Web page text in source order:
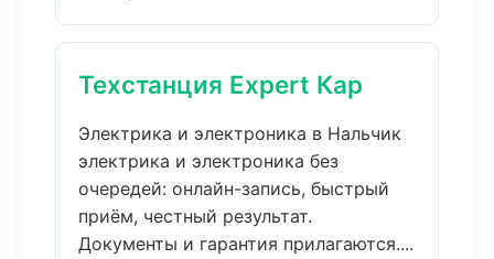
Техстанция Expert Кар
Электрика и электроника в Нальчик
электрика и электроника без
очередей: онлайн-запись, быстрый
приём, честный результат.
Документы и гарантия прилагаются....